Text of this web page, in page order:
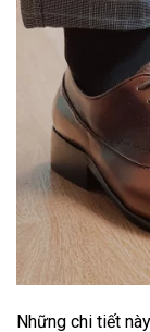
Những chi tiết